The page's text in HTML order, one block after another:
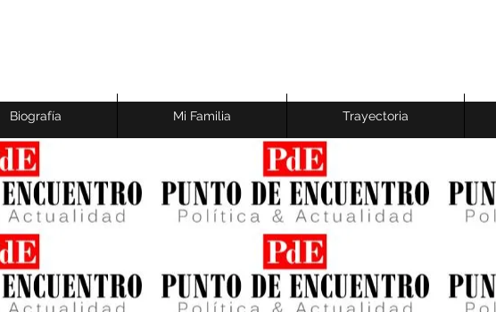
Biografía Mi Familia Trayectoria